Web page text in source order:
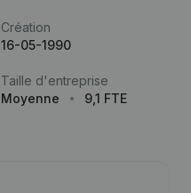
Création
16-05-1990
Taille d'entreprise
Moyenne
9,1 FTE